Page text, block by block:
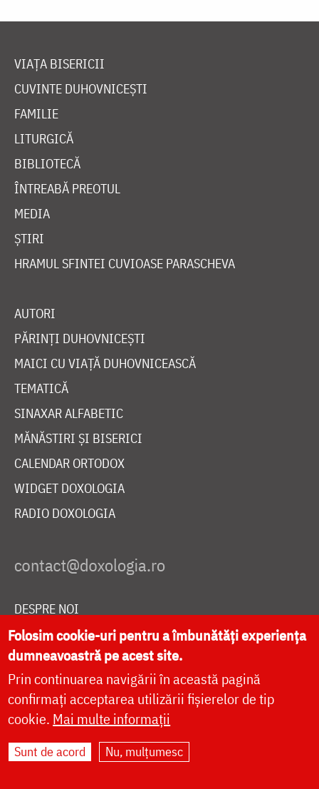
VIAȚA BISERICII
CUVINTE DUHOVNICEȘTI
FAMILIE
LITURGICĂ
BIBLIOTECĂ
ÎNTREABĂ PREOTUL
MEDIA
ȘTIRI
HRAMUL SFINTEI CUVIOASE PARASCHEVA
AUTORI
PĂRINȚI DUHOVNICEȘTI
MAICI CU VIAȚĂ DUHOVNICEASCĂ
TEMATICĂ
SINAXAR ALFABETIC
MĂNĂSTIRI ȘI BISERICI
CALENDAR ORTODOX
WIDGET DOXOLOGIA
RADIO DOXOLOGIA
DESPRE NOI
POLITICA DE COOKIES
DONEAZĂ ONLINE PENTRU CATEDRALA NAȚIONALĂ
LIVE
Folosim cookie-uri pentru a îmbunătăți experiența
dumneavoastră pe acest site.
Prin continuarea navigării în această pagină
confirmați acceptarea utilizării fișierelor de tip
cookie. Mai multe informații
Sunt de acord Nu, mulțumesc